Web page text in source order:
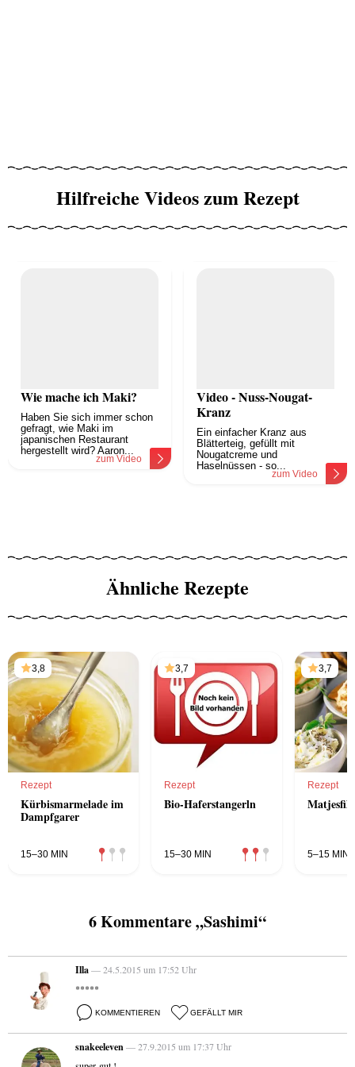
Hilfreiche Videos zum Rezept
Wie mache ich Maki?
Haben Sie sich immer schon
gefragt, wie Maki im
japanischen Restaurant
hergestellt wird? Aaron...
zum Video
Video - Nuss-Nougat-
Kranz
Ein einfacher Kranz aus
Blätterteig, gefüllt mit
Nougatcreme und
Haselnüssen - so...
zum Video
Ähnliche Rezepte
3,8
Rezept
Kürbismarmelade im
Dampfgarer
15–30 MIN
3,7
Rezept
Bio-Haferstangerln
15–30 MIN
3,7
Rezept
5–15 MIN
6 Kommentare „Sashimi“
Illa— 24.5.2015 um 17:52 Uhr
*****
KOMMENTIEREN GEFÄLLT MIR
snakeeleven— 27.9.2015 um 17:37 Uhr